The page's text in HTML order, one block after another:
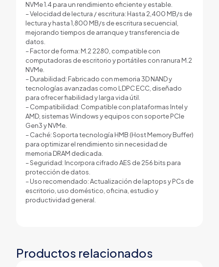
NVMe 1.4 para un rendimiento eficiente y estable.
– Velocidad de lectura / escritura: Hasta 2,400 MB/s de
lectura y hasta 1,800 MB/s de escritura secuencial,
mejorando tiempos de arranque y transferencia de
datos.
– Factor de forma: M.2 2280, compatible con
computadoras de escritorio y portátiles con ranura M.2
NVMe.
– Durabilidad: Fabricado con memoria 3D NAND y
tecnologías avanzadas como LDPC ECC, diseñado
para ofrecer fiabilidad y larga vida útil.
– Compatibilidad: Compatible con plataformas Intel y
AMD, sistemas Windows y equipos con soporte PCIe
Gen3 y NVMe.
– Caché: Soporta tecnología HMB (Host Memory Buffer)
para optimizar el rendimiento sin necesidad de
memoria DRAM dedicada.
– Seguridad: Incorpora cifrado AES de 256 bits para
protección de datos.
– Uso recomendado: Actualización de laptops y PCs de
escritorio, uso doméstico, oficina, estudio y
productividad general.
Productos relacionados